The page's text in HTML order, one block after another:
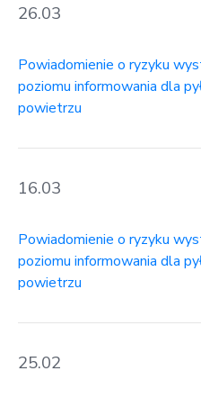
26.03
Powiadomienie o ryzyku
poziomu informowania dla
powietrzu
16.03
Powiadomienie o ryzyku
poziomu informowania dla
powietrzu
25.02